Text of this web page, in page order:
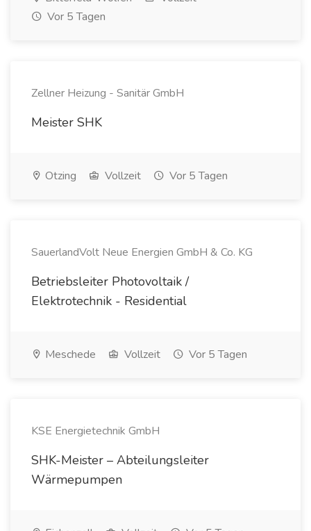
Vor 5 Tagen
Zellner Heizung - Sanitär GmbH
Meister SHK
Otzing Vollzeit Vor 5 Tagen
SauerlandVolt Neue Energien GmbH & Co. KG
Betriebsleiter Photovoltaik /
Elektrotechnik - Residential
Meschede Vollzeit Vor 5 Tagen
KSE Energietechnik GmbH
SHK-Meister – Abteilungsleiter
Wärmepumpen